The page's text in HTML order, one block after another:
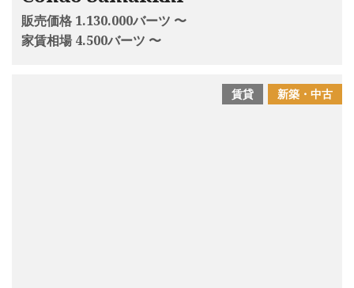
販売価格 1.130.000バーツ 〜
家賃相場 4.500バーツ 〜
新築・中古
賃貸